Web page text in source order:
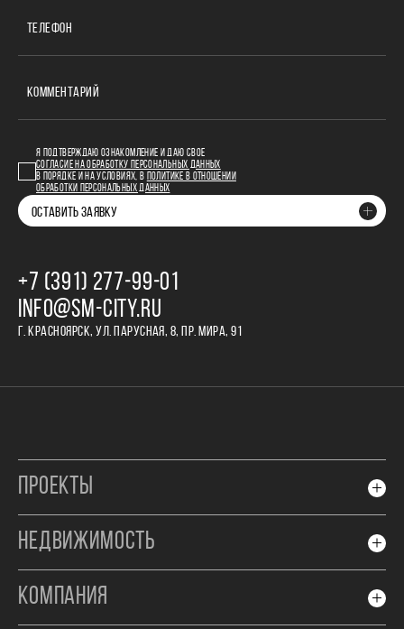
ТЕЛЕФОН
КОММЕНТАРИЙ
Я ПОДТВЕРЖДАЮ ОЗНАКОМЛЕНИЕ И ДАЮ СВОЕ
СОГЛАСИЕ НА ОБРАБОТКУ ПЕРСОНАЛЬНЫХ ДАННЫХ
В ПОРЯДКЕ И НА УСЛОВИЯХ, В
ПОЛИТИКЕ В ОТНОШЕНИИ
ОБРАБОТКИ ПЕРСОНАЛЬНЫХ ДАННЫХ
ОСТАВИТЬ ЗАЯВКУ
+7 (391) 277‒99‒01
INFO@SM-CITY.RU
Г. КРАСНОЯРСК, УЛ. ПАРУСНАЯ, 8, ПР. МИРА, 91
ПРОЕКТЫ
НЕДВИЖИМОСТЬ
КОМПАНИЯ